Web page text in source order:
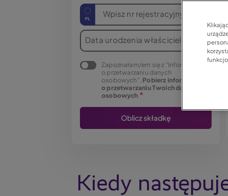
Wpisz nr rejestracyjny
Data urodzenia właściciela
Zapoznałam/em się z "Informacją
o przetwarzaniu danych
osobowych". Pobierz informację
o przetwarzaniu Twoich danych
osobowych
Kiedy